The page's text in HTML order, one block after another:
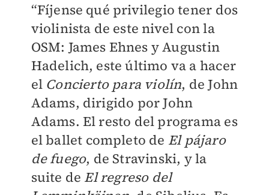
“Fíjense qué privilegio tener dos
violinista de este nivel con la
OSM: James Ehnes y Augustin
Hadelich, este último va a hacer
elConcierto para violín, de John
Adams, dirigido por John
Adams. El resto del programa es
el ballet completo de El pájaro
de fuego, de Stravinski, y la
suite de El regreso del